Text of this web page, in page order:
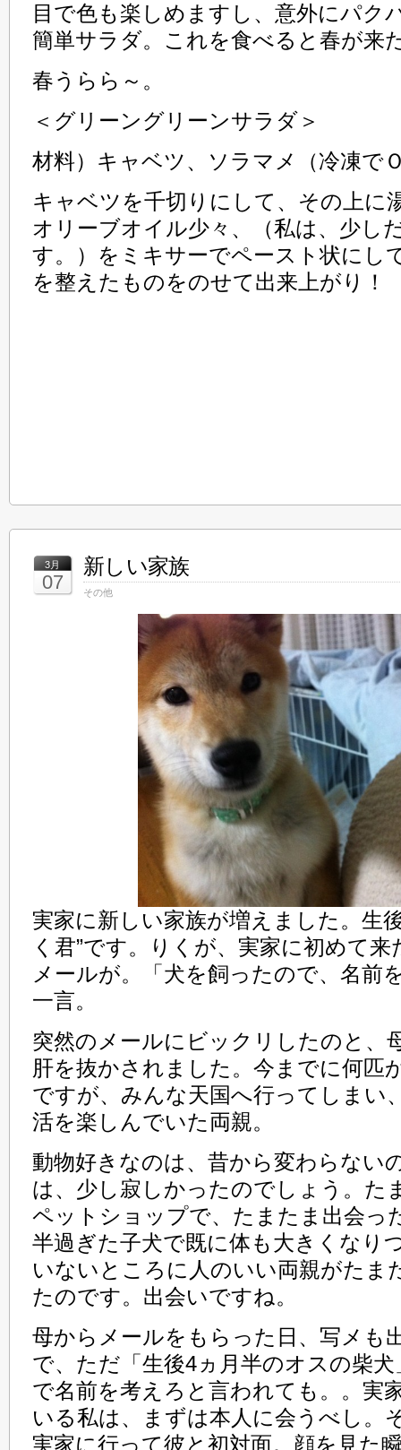
目で色も楽しめますし、意外にパク
簡単サラダ。これを食べると春が来
春うらら～。
＜グリーングリーンサラダ＞
材料）キャベツ、ソラマメ（冷凍で
キャベツを千切りにして、その上に
オリーブオイル少々、（私は、少し
す。）をミキサーでペースト状にし
を整えたものをのせて出来上がり！
3月
07
新しい家族
その他
実家に新しい家族が増えました。生
く君”です。りくが、実家に初めて
メールが。「犬を飼ったので、名前
一言。
突然のメールにビックリしたのと、
肝を抜かされました。今までに何匹
ですが、みんな天国へ行ってしまい
活を楽しんでいた両親。
動物好きなのは、昔から変わらない
は、少し寂しかったのでしょう。た
ペットショップで、たまたま出会っ
半過ぎた子犬で既に体も大きくなり
いないところに人のいい両親がたま
たのです。出会いですね。
母からメールをもらった日、写メも
で、ただ「生後4ヵ月半のオスの柴
で名前を考えろと言われても。。実
いる私は、まずは本人に会うべし。
実家に行って彼と初対面。顔を見た